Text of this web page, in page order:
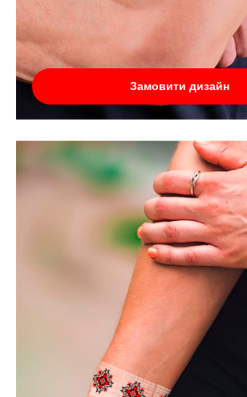
Замовити дизайн